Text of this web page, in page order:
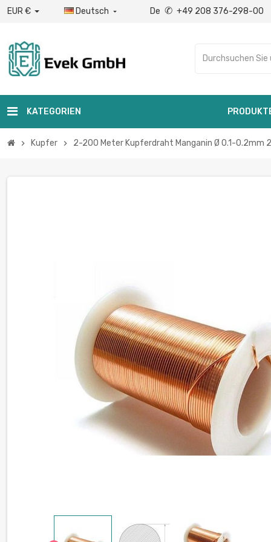
EUR € Deutsch  De ✆ +49 208 376-298-00
KATEGORIEN
chevron_right Kupfer chevron_right 2-200 Meter Kupferdraht Manganin Ø 0.1-0.2mm